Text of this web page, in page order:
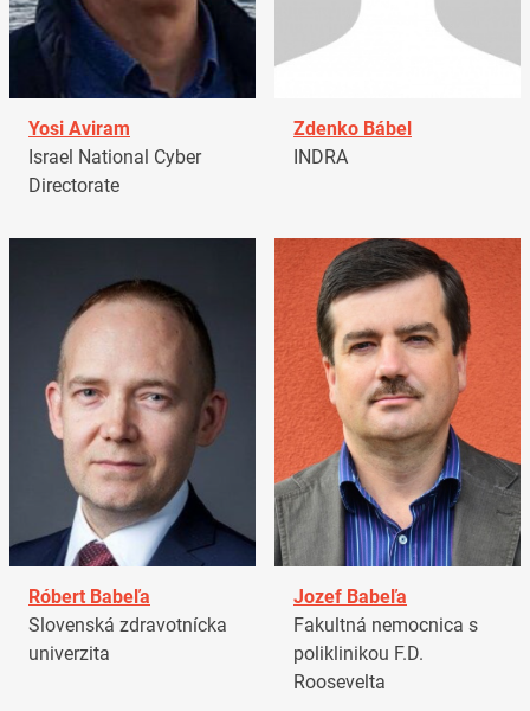
Yosi Aviram
Israel National Cyber
Directorate
Zdenko Bábel
INDRA
Róbert Babeľa
Slovenská zdravotnícka
univerzita
Jozef Babeľa
Fakultná nemocnica s
poliklinikou F.D.
Roosevelta